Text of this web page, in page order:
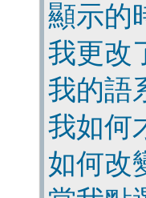
顯示的
我更改
我的語
我如何
如何改